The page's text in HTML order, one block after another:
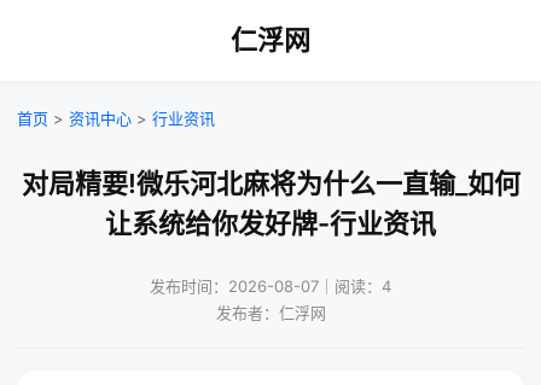
仁浮网
首页 > 资讯中心 > 行业资讯
对局精要!微乐河北麻将为什么一直输_如何
让系统给你发好牌-行业资讯
发布时间：2026-08-07｜阅读：4
发布者：仁浮网